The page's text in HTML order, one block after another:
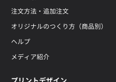
注文方法・追加注文
オリジナルのつくり方（商品別）
ヘルプ
メディア紹介
プリントデザイン